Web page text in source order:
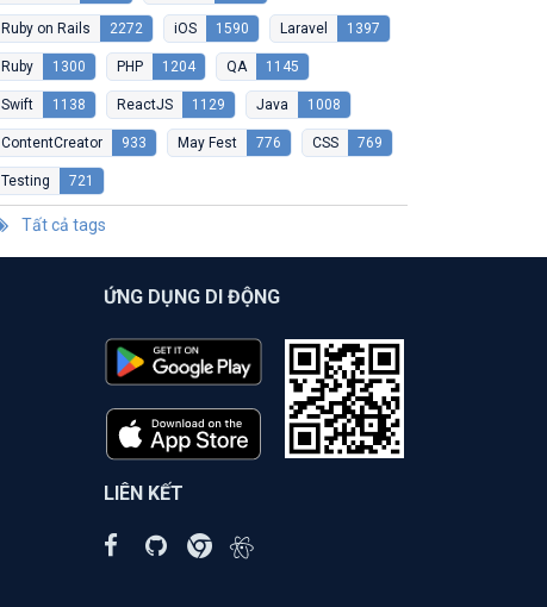
Ruby on Rails 2272 iOS 1590 Laravel 1397
Ruby 1300 PHP 1204 QA 1145
Swift 1138 ReactJS 1129 Java 1008
ContentCreator 933 May Fest 776 CSS 769
Testing 721
Tất cả tags
ỨNG DỤNG DI ĐỘNG
LIÊN KẾT